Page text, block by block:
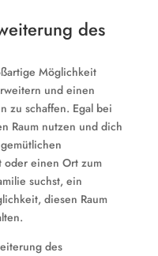
des
Möglichkeit
und einen
zu schaffen. Egal bei
Raum nutzen und dich
oder einen Ort zum
suchst, ein
diesen Raum
des